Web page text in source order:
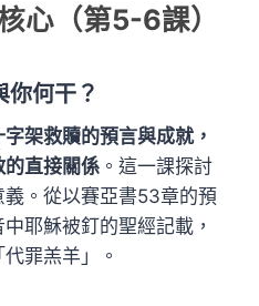
心（第5-6課）
你何干？
架救贖的預言與成就，
直接關係 。這一課探討
。從以賽亞書53章的預
耶穌被釘的聖經記載，
罪羔羊」。